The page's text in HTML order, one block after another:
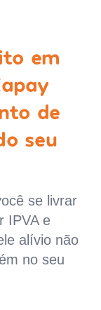
em
de
seu
se livrar
IPVA e
alívio não
no seu